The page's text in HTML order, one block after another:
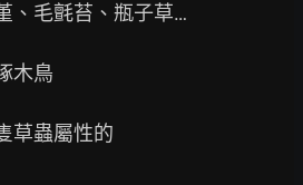
、毛氈苔、瓶子草…
木鳥
草蟲屬性的